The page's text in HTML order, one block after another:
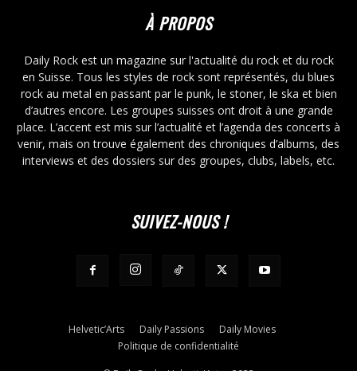
À PROPOS
Daily Rock est un magazine sur l'actualité du rock et du rock
en Suisse. Tous les styles de rock sont représentés, du blues
rock au metal en passant par le punk, le stoner, le ska et bien
d’autres encore. Les groupes suisses ont droit à une grande
place. L’accent est mis sur l’actualité et l’agenda des concerts à
venir, mais on trouve également des chroniques d’albums, des
interviews et des dossiers sur des groupes, clubs, labels, etc.
SUIVEZ-NOUS !
Helvetic’Arts Daily Passions
Daily Movies
Politique de confidentialité